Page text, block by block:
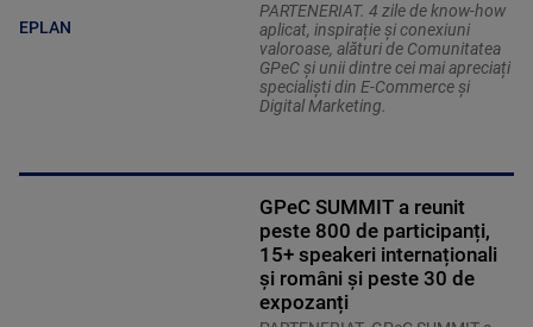
EPLAN
PARTENERIAT. 4 zile de know-how
aplicat, inspirație și conexiuni
valoroase, alături de Comunitatea
GPeC și unii dintre cei mai apreciați
specialiști din E-Commerce și
Digital Marketing.
GPeC SUMMIT a reunit
peste 800 de participanți,
15+ speakeri internaționali
și români și peste 30 de
expozanți